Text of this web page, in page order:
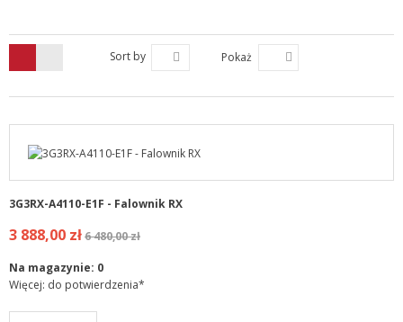
Sort by Pokaż
3G3RX-A4110-E1F - Falownik RX
3 888,00 zł6 480,00 zł
Na magazynie: 0
Więcej: do potwierdzenia*